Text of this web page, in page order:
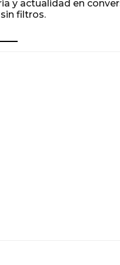
y actualidad en
filtros.